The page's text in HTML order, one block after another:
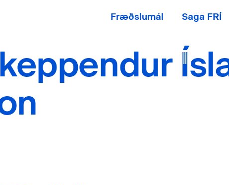
Fræðslumál Saga FRÍ